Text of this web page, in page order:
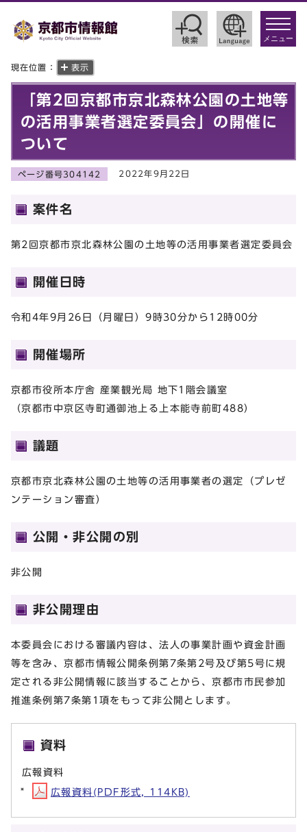
toggle
メニュー
現在位置： 表示
「第2回京都市京北森林公園の土地等
の活用事業者選定委員会」の開催に
ついて
ページ番号304142 2022年9月22日
案件名
第2回京都市京北森林公園の土地等の活用事業者選定委員会
開催日時
令和4年9月26日（月曜日）9時30分から12時00分
開催場所
京都市役所本庁舎 産業観光局 地下1階会議室
（京都市中京区寺町通御池上る上本能寺前町488）
議題
京都市京北森林公園の土地等の活用事業者の選定（プレゼ
ンテーション審査）
公開・非公開の別
非公開
非公開理由
本委員会における審議内容は、法人の事業計画や資金計画
等を含み、京都市情報公開条例第7条第2号及び第5号に規
定される非公開情報に該当することから、京都市市民参加
推進条例第7条第1項をもって非公開とします。
資料
広報資料
広報資料(PDF形式, 114KB)